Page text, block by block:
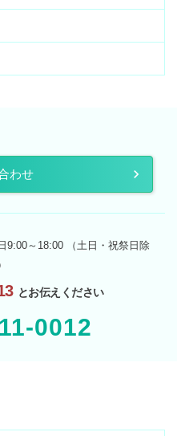
わせ
9:00～18:00 （土日・祝祭日除
とお伝えください
0012